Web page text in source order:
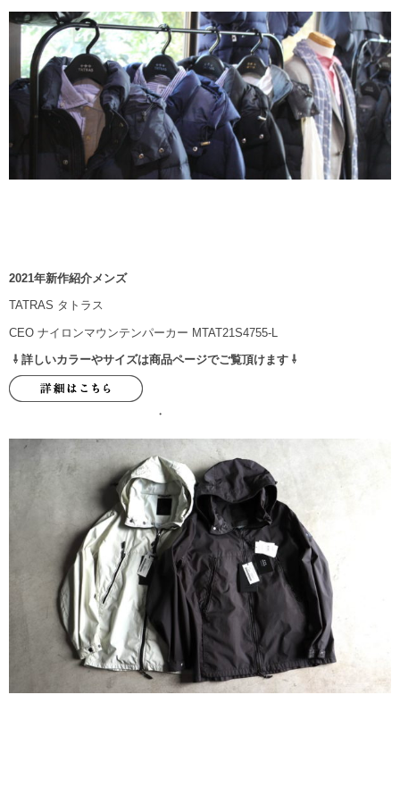
2021年新作紹介メンズ
TATRAS タトラス
CEO ナイロンマウンテンパーカー MTAT21S4755-L
⇩ 詳しいカラーやサイズは商品ページでご覧頂けます ⇩
・